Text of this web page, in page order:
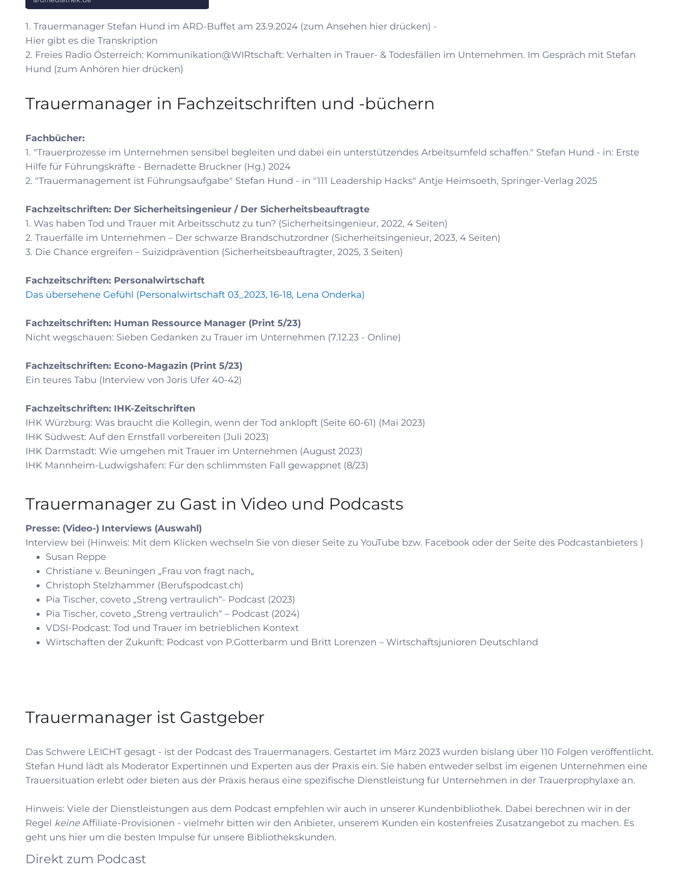
1. Trauermanager Stefan Hund im ARD-Buffet am 23.9.2024 (zum Ansehen hier drücken) -
Hier gibt es die Transkription
2. Freies Radio Österreich: Kommunikation@WIRtschaft: Verhalten in Trauer- & Todesfällen im Unternehmen. Im Gespräch mit Stefan
Hund (zum Anhören hier drücken)
Trauermanager in Fachzeitschriften und -büchern
Fachbücher:
1. "Trauerprozesse im Unternehmen sensibel begleiten und dabei ein unterstützendes Arbeitsumfeld schaffen." Stefan Hund - in: Erste
Hilfe für Führungskräfte - Bernadette Bruckner (Hg.) 2024
2. "Trauermanagement ist Führungsaufgabe" Stefan Hund - in "111 Leadership Hacks" Antje Heimsoeth, Springer-Verlag 2025
Fachzeitschriften: Der Sicherheitsingenieur / Der Sicherheitsbeauftragte
1. Was haben Tod und Trauer mit Arbeitsschutz zu tun? (Sicherheitsingenieur, 2022, 4 Seiten)
2. Trauerfälle im Unternehmen – Der schwarze Brandschutzordner (Sicherheitsingenieur, 2023, 4 Seiten)
3. Die Chance ergreifen – Suizidprävention (Sicherheitsbeauftragter, 2025, 3 Seiten)
Fachzeitschriften: Personalwirtschaft
Das übersehene Gefühl (Personalwirtschaft 03_2023, 16-18, Lena Onderka)
Fachzeitschriften: Human Ressource Manager (Print 5/23)
Nicht wegschauen: Sieben Gedanken zu Trauer im Unternehmen (7.12.23 - Online)
Fachzeitschriften: Econo-Magazin (Print 5/23)
Ein teures Tabu (Interview von Joris Ufer 40-42)
Fachzeitschriften: IHK-Zeitschriften
IHK Würzburg: Was braucht die Kollegin, wenn der Tod anklopft (Seite 60-61) (Mai 2023)
IHK Südwest: Auf den Ernstfall vorbereiten (Juli 2023)
IHK Darmstadt: Wie umgehen mit Trauer im Unternehmen (August 2023)
IHK Mannheim-Ludwigshafen: Für den schlimmsten Fall gewappnet (8/23)
Trauermanager zu Gast in Video und Podcasts
Presse: (Video-) Interviews (Auswahl)
Interview bei (Hinweis: Mit dem Klicken wechseln Sie von dieser Seite zu YouTube bzw. Facebook oder der Seite des Podcastanbieters )
Susan Reppe
Christiane v. Beuningen „Frau von fragt nach„
Christoph Stelzhammer (Berufspodcast.ch)
Pia Tischer, coveto „Streng vertraulich“- Podcast (2023)
Pia Tischer, coveto „Streng vertraulich“ – Podcast (2024)
VDSI-Podcast: Tod und Trauer im betrieblichen Kontext
Wirtschaften der Zukunft: Podcast von P.Gotterbarm und Britt Lorenzen – Wirtschaftsjunioren Deutschland
Trauermanager ist Gastgeber
Das Schwere LEICHT gesagt - ist der Podcast des Trauermanagers. Gestartet im März 2023 wurden bislang über 110 Folgen veröffentlicht.
Stefan Hund lädt als Moderator Expertinnen und Experten aus der Praxis ein. Sie haben entweder selbst im eigenen Unternehmen eine
Trauersituation erlebt oder bieten aus der Praxis heraus eine spezifische Dienstleistung für Unternehmen in der Trauerprophylaxe an.
Hinweis: Viele der Dienstleistungen aus dem Podcast empfehlen wir auch in unserer Kundenbibliothek. Dabei berechnen wir in der
Regel keineAffiliate-Provisionen - vielmehr bitten wir den Anbieter, unserem Kunden ein kostenfreies Zusatzangebot zu machen. Es
geht uns hier um die besten Impulse für unsere Bibliothekskunden.
Direkt zum Podcast